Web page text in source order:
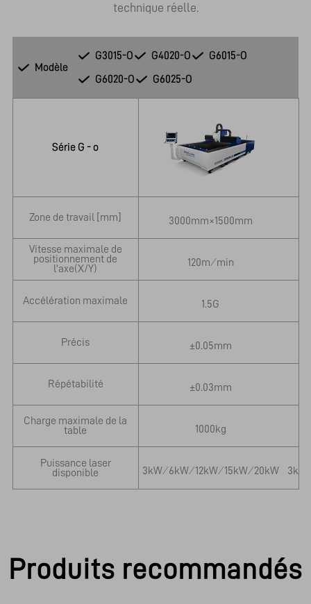
technique réelle.
Modèle
G3015-O G4020-O G6015-O
G6020-O G6025-O
Série G - o
Zone de travail [mm]
Vitesse maximale de
positionnement de
l'axe(X/Y)
Accélération maximale
Précis
Répétabilité
Charge maximale de la
table
Puissance laser
disponible
3000mm×1500mm
120m ⁄ min
1.5G
±0.05mm
±0.03mm
1000kg
3kW ⁄ 6kW ⁄ 12kW ⁄ 15kW ⁄ 20kW 3kW
Produits recommandés